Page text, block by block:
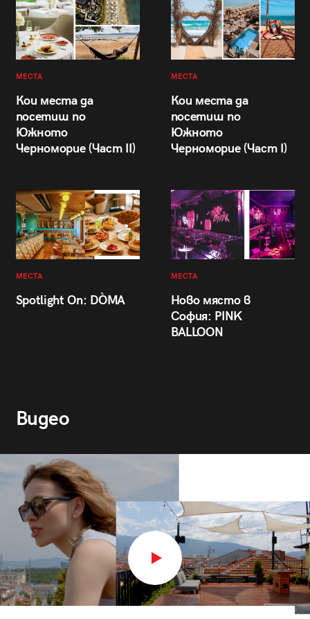
МЕСТА
Кои места да
посетиш по
Южното
Черноморие (Част II)
МЕСТА
Кои места да
посетиш по
Южното
Черноморие (Част I)
МЕСТА
Spotlight On: DÒMA
МЕСТА
Ново място в
София: PINK
BALLOON
Видео